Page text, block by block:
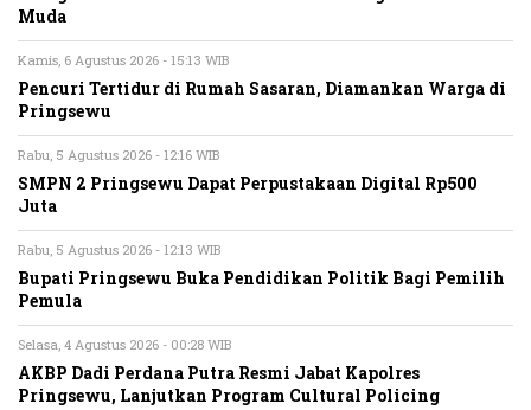
Muda
Kamis, 6 Agustus 2026 - 15:13 WIB
Pencuri Tertidur di Rumah Sasaran, Diamankan Warga di
Pringsewu
Rabu, 5 Agustus 2026 - 12:16 WIB
SMPN 2 Pringsewu Dapat Perpustakaan Digital Rp500
Juta
Rabu, 5 Agustus 2026 - 12:13 WIB
Bupati Pringsewu Buka Pendidikan Politik Bagi Pemilih
Pemula
Selasa, 4 Agustus 2026 - 00:28 WIB
AKBP Dadi Perdana Putra Resmi Jabat Kapolres
Pringsewu, Lanjutkan Program Cultural Policing